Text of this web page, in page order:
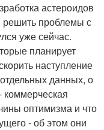
астероидов
решить проблемы с
уже сейчас.
планирует
наступление
данных, о
коммерческая
оптимизма и что
- об этом они